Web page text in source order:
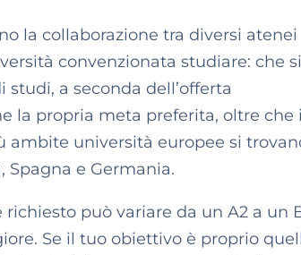
la collaborazione tra diversi atenei
convenzionata studiare: che
a seconda dell’offerta
la propria meta preferita, oltre che
ambite università europee si
Spagna e Germania.
può variare da un A2 a un
Se il tuo obiettivo è proprio